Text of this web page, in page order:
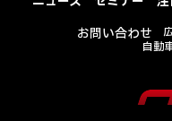
お問い合わせ
自動